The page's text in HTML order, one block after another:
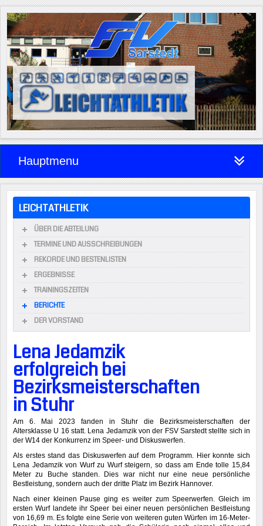
Hauptmenu
LEICHTATHLETIK
ÜBER DIE ABTEILUNG
TERMINE UND AUSSCHREIBUNGEN
REKORDE UND BESTENLISTEN
ERGEBNISSE
TRAININGSZEITEN
BERICHTE
DER VORSTAND
Lena Jedamzik
erfolgreich bei
Bezirksmeisterschaften
in Stuhr
Am 6. Mai 2023 fanden in Stuhr die Bezirksmeisterschaften der
Altersklasse U 16 statt. Lena Jedamzik von der FSV Sarstedt stellte sich in
der W14 der Konkurrenz im Speer- und Diskuswerfen.
Als erstes stand das Diskuswerfen auf dem Programm. Hier konnte sich
Lena Jedamzik von Wurf zu Wurf steigern, so dass am Ende tolle 15,84
Meter zu Buche standen. Dies war nicht nur eine neue persönliche
Bestleistung, sondern auch der dritte Platz im Bezirk Hannover.
Nach einer kleinen Pause ging es weiter zum Speerwerfen. Gleich im
ersten Wurf landete ihr Speer bei einer neuen persönlichen Bestleistung
von 16,69 m. Es folgte eine Serie von weiteren guten Würfen im 16-Meter-